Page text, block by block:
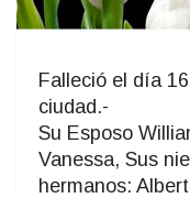
Falleció el día
ciudad.-
Su Esposo
Vanessa, Sus
hermanos: